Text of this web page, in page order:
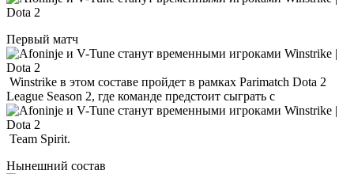
Первый матч
Winstrike в этом составе пройдет в рамках Parimatch Dota 2
League Season 2, где команде предстоит сыграть с
Team Spirit.
Нынешний состав